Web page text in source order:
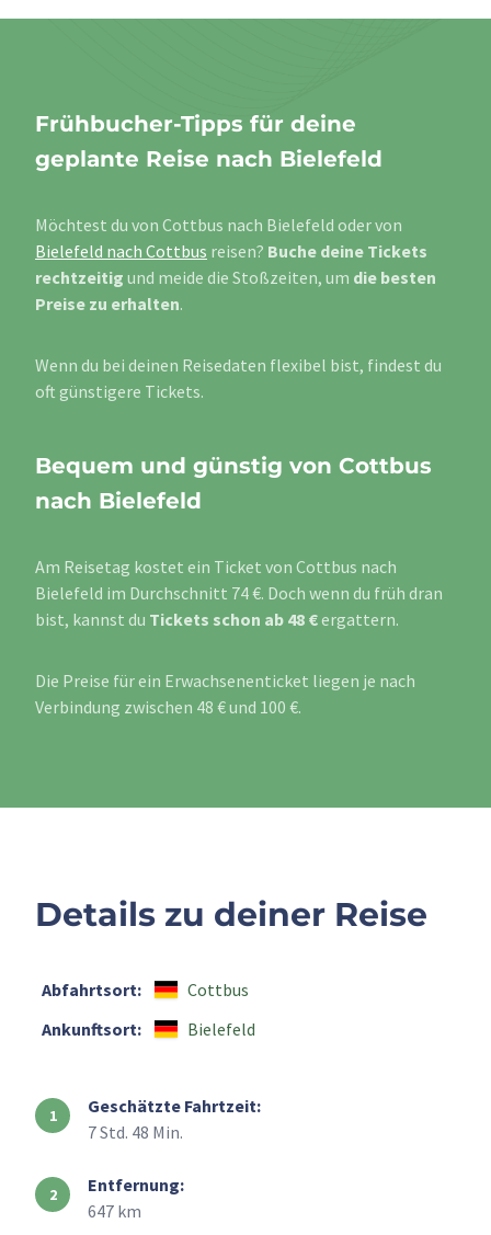
Frühbucher-Tipps für deine
geplante Reise nach Bielefeld
Möchtest du von Cottbus nach Bielefeld oder von
Bielefeld nach Cottbus reisen? Buche deine Tickets
rechtzeitig und meide die Stoßzeiten, um die besten
Preise zu erhalten.
Wenn du bei deinen Reisedaten flexibel bist, findest du
oft günstigere Tickets.
Bequem und günstig von Cottbus
nach Bielefeld
Am Reisetag kostet ein Ticket von Cottbus nach
Bielefeld im Durchschnitt 74 €. Doch wenn du früh dran
bist, kannst du Tickets schon ab 48 €ergattern.
Die Preise für ein Erwachsenenticket liegen je nach
Verbindung zwischen 48 € und 100 €.
Details zu deiner Reise
Abfahrtsort:
Cottbus
Ankunftsort:
Bielefeld
Geschätzte Fahrtzeit:
7 Std. 48 Min.
Entfernung:
647 km